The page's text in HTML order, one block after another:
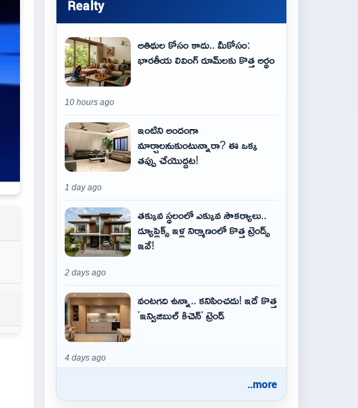
Realty
అతిథుల కోసం కాదు.. మీకోసం:
భారతీయ లివింగ్ రూమ్‌లకు కొత్త అర్థం
10 hours ago
ఇంటిని అందంగా
మార్చాలనుకుంటున్నారా? ఈ ఒక్క
తప్పు చేయొద్దట!
1 day ago
తక్కువ స్థలంలో ఎక్కువ సౌకర్యాలు..
డ్యూప్లెక్స్ ఇళ్ల నిర్మాణంలో కొత్త ట్రెండ్స్
ఇవే!
2 days ago
వంటగది ఉన్నా.. కనిపించదు! ఇదే కొత్త
'ఇన్విజిబుల్ కిచెన్' ట్రెండ్
4 days ago
..more